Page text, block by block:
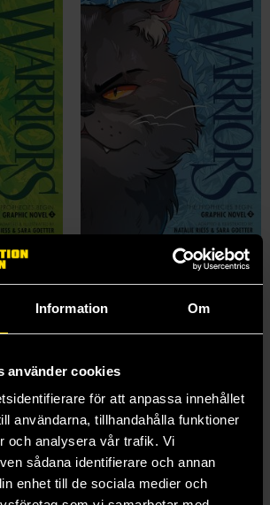
Information Om
använder cookies
för att anpassa innehållet
användarna, tillhandahålla funktioner
och analysera vår trafik. Vi
sådana identifierare och annan
enhet till de sociala medier och
Warriors Graphic Novel 2 The Prophecies Begin
179 kr